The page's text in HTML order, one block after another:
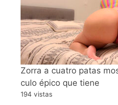
Zorra a cuatro patas
culo épico que tiene
194 vistas